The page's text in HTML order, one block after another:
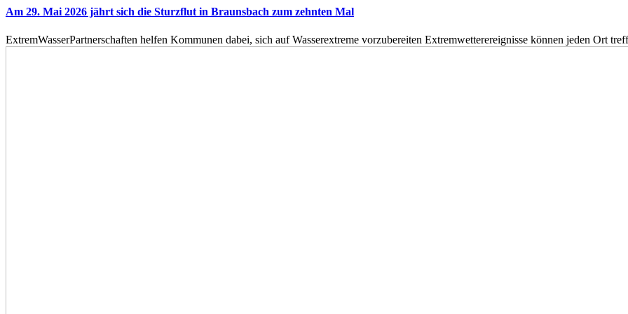
Am 29. Mai 2026 jährt sich die Sturzflut in Braunsbach zum zehnten Mal
ExtremWasserPartnerschaften helfen Kommunen dabei, sich auf Wasserextreme vorzubereiten Extremwetterereignisse können jeden Ort